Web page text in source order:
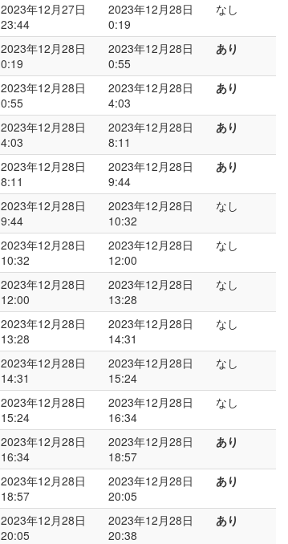
2023年12月27日
23:44
2023年12月28日
0:19
なし
2023年12月28日
0:19
2023年12月28日
0:55
あり
2023年12月28日
0:55
2023年12月28日
4:03
あり
2023年12月28日
4:03
2023年12月28日
8:11
あり
2023年12月28日
8:11
2023年12月28日
9:44
あり
2023年12月28日
9:44
2023年12月28日
10:32
なし
2023年12月28日
10:32
2023年12月28日
12:00
なし
2023年12月28日
12:00
2023年12月28日
13:28
なし
2023年12月28日
13:28
2023年12月28日
14:31
なし
2023年12月28日
14:31
2023年12月28日
15:24
なし
2023年12月28日
15:24
2023年12月28日
16:34
なし
2023年12月28日
16:34
2023年12月28日
18:57
あり
2023年12月28日
18:57
2023年12月28日
20:05
あり
2023年12月28日
20:05
2023年12月28日
20:38
あり